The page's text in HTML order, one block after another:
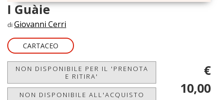
I Guàie
di Giovanni Cerri
CARTACEO
NON DISPONIBILE PER IL 'PRENOTA
E RITIRA'
NON DISPONIBILE ALL'ACQUISTO
€
10,00